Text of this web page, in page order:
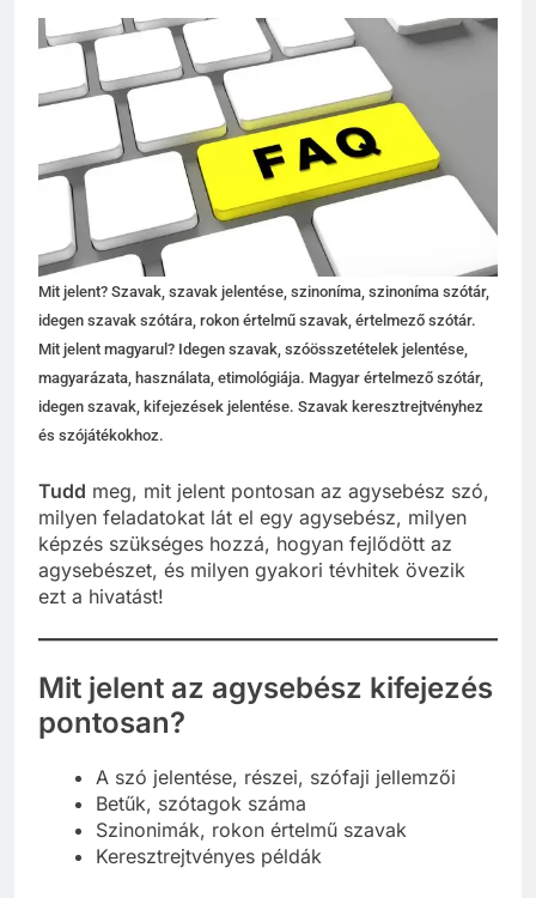
Mit jelent? Szavak, szavak jelentése, szinoníma, szinoníma szótár,
idegen szavak szótára, rokon értelmű szavak, értelmező szótár.
Mit jelent magyarul? Idegen szavak, szóösszetételek jelentése,
magyarázata, használata, etimológiája. Magyar értelmező szótár,
idegen szavak, kifejezések jelentése. Szavak keresztrejtvényhez
és szójátékokhoz.
Tudd meg, mit jelent pontosan az agysebész szó,
milyen feladatokat lát el egy agysebész, milyen
képzés szükséges hozzá, hogyan fejlődött az
agysebészet, és milyen gyakori tévhitek övezik
ezt a hivatást!
Mit jelent az agysebész kifejezés
pontosan?
A szó jelentése, részei, szófaji jellemzői
Betűk, szótagok száma
Szinonimák, rokon értelmű szavak
Keresztrejtvényes példák